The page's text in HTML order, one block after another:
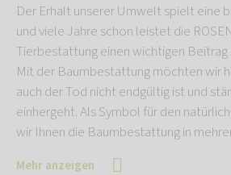
Der Erhalt unserer Umwelt spielt eine
und viele Jahre schon leistet die
Tierbestattung einen wichtigen
Mit der Baumbestattung möchten wir
auch der Tod nicht endgültig ist und
einhergeht. Als Symbol für den
wir Ihnen die Baumbestattung in
Mehr anzeigen